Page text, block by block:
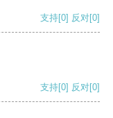
支持[0] 反对[0]
支持[0] 反对[0]